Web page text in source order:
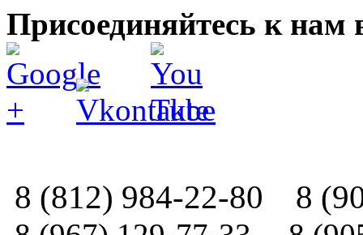
Присоединяйтесь к нам
8 (812) 984-22-80 8